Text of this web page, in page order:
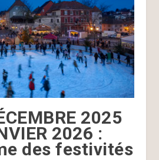
2025
2026 :
des festivités